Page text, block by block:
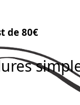
de 80€